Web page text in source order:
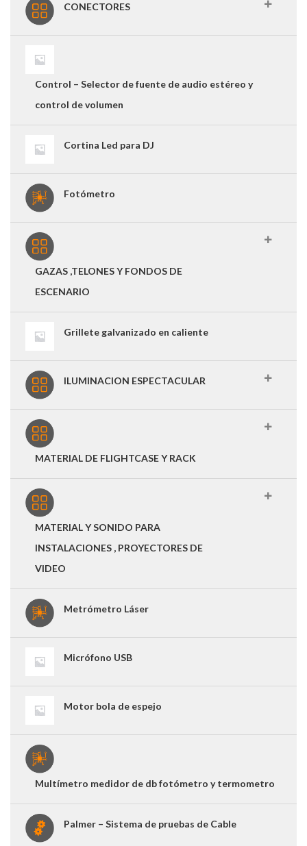
CONECTORES
Control – Selector de fuente de audio estéreo y
control de volumen
Cortina Led para DJ
Fotómetro
GAZAS ,TELONES Y FONDOS DE
ESCENARIO
Grillete galvanizado en caliente
ILUMINACION ESPECTACULAR
MATERIAL DE FLIGHTCASE Y RACK
MATERIAL Y SONIDO PARA
INSTALACIONES , PROYECTORES DE
VIDEO
Metrómetro Láser
Micrófono USB
Motor bola de espejo
Multímetro medidor de db fotómetro y termometro
Palmer – Sistema de pruebas de Cable